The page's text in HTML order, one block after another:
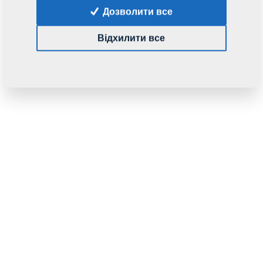
8000990-30042Дозволити все
Відхилити все